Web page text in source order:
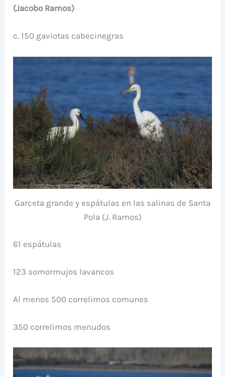
(Jacobo Ramos)
c. 150 gaviotas cabecinegras
Garceta grande y espátulas en las salinas de Santa
Pola (J. Ramos)
61 espátulas
123 somormujos lavancos
Al menos 500 correlimos comunes
350 correlimos menudos